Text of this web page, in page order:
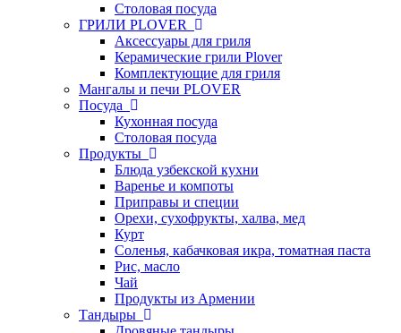
Столовая посуда
ГРИЛИ PLOVER
Аксессуары для гриля
Керамические грили Plover
Комплектующие для гриля
Мангалы и печи PLOVER
Посуда
Кухонная посуда
Столовая посуда
Продукты
Блюда узбекской кухни
Варенье и компоты
Приправы и специи
Орехи, сухофрукты, халва, мед
Курт
Соленья, кабачковая икра, томатная паста
Рис, масло
Чай
Продукты из Армении
Тандыры